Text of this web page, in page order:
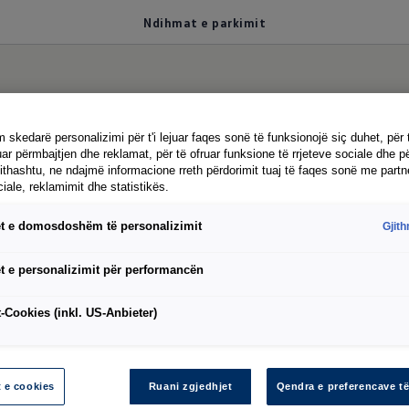
Ndihmat e parkimit
паркирањее
е само формалност со Мултиван. Поглед од
или автоматско кочење: Модерните
тие исто така ги прават дури и
назад1,2
skedarë personalizimi për t'i lejuar faqes sonë të funksionojë siç duhet, për
përmbajtjen dhe reklamat, për të ofruar funksione të rrjeteve sociale dhe
ne ndajmë informacione rreth përdorimit tuaj të faqes sonë me
reklamimit dhe statistikës.
e domosdoshëm të personalizimit
e personalizimit për performancën
Cookies (inkl. US-Anbieter)
e cookies Ruani zgjedhjet Qendra e preferencave